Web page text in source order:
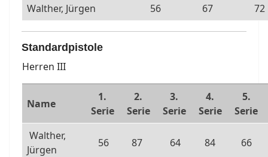
Walther, Jürgen
56 67 72
Standardpistole
Herren III
Name
1.
Serie
2.
Serie
3.
Serie
4.
Serie
5.
Serie
Walther,
Jürgen
56 87 64 84 66